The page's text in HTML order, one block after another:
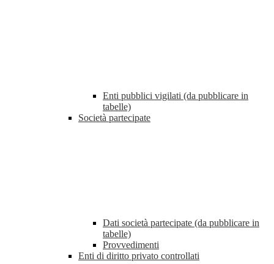
Enti pubblici vigilati (da pubblicare in
tabelle)
Società partecipate
Dati società partecipate (da pubblicare in
tabelle)
Provvedimenti
Enti di diritto privato controllati